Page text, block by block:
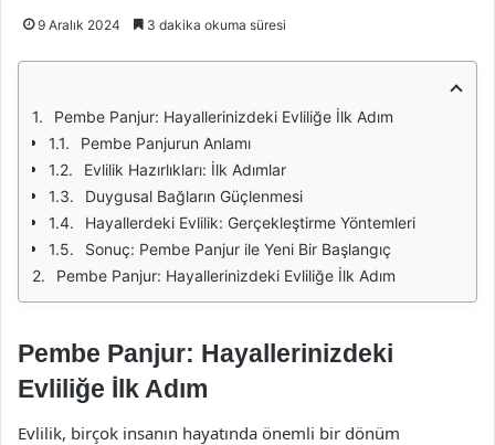
9 Aralık 2024 3 dakika okuma süresi
Pembe Panjur: Hayallerinizdeki Evliliğe İlk Adım
Pembe Panjurun Anlamı
Evlilik Hazırlıkları: İlk Adımlar
Duygusal Bağların Güçlenmesi
Hayallerdeki Evlilik: Gerçekleştirme Yöntemleri
Sonuç: Pembe Panjur ile Yeni Bir Başlangıç
Pembe Panjur: Hayallerinizdeki Evliliğe İlk Adım
Pembe Panjur: Hayallerinizdeki
Evliliğe İlk Adım
Evlilik, birçok insanın hayatında önemli bir dönüm